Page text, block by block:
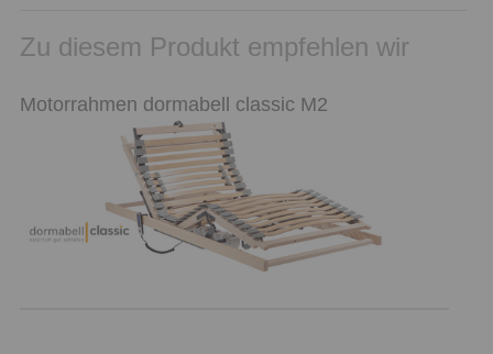
Zu diesem Produkt empfehlen wir
Motorrahmen dormabell classic M2